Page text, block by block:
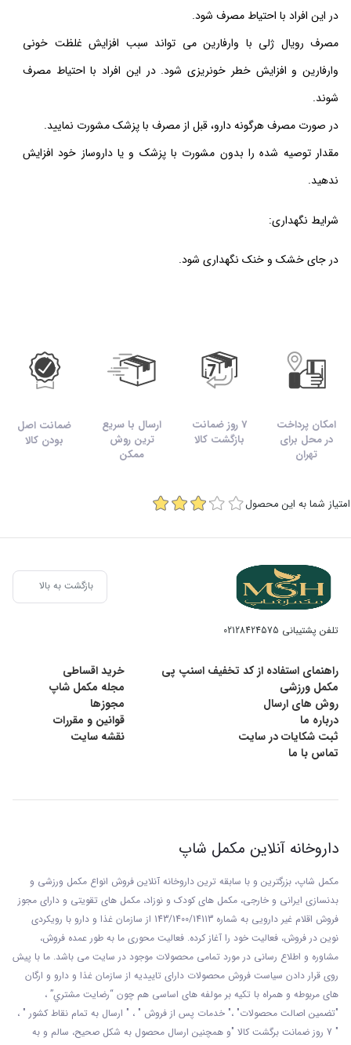
در این افراد با احتیاط مصرف شود.
مصرف رویال ژلی با وارفارین می تواند سبب افزایش غلظت خونی
وارفارین و افزایش خطر خونریزی شود. در این افراد با احتیاط مصرف
شوند.
در صورت مصرف هرگونه دارو، قبل از مصرف با پزشک مشورت نمایید.
مقدار توصیه شده را بدون مشورت با پزشک و یا داروساز خود افزایش
ندهید.
شرایط نگهداری:
در جای خشک و خنک نگهداری شود.
امکان پرداخت
در محل برای
تهران
7 روز ضمانت
بازگشت کالا
ارسال با سریع
ترین روش
ممکن
ضمانت اصل
بودن کالا
امتیاز شما به این محصول
بازگشت به بالا
تلفن پشتیبانی 02128424575
راهنمای استفاده از کد تخفیف اسنپ پی
خرید اقساطی
مکمل ورزشی
مجله مکمل شاپ
روش های ارسال
مجوزها
درباره ما
قوانین و مقررات
ثبت شکایات در سایت
نقشه سایت
تماس با ما
داروخانه آنلاین مکمل شاپ
مکمل شاپ، بزرگترین و با سابقه ترین داروخانه آنلاین فروش انواع مکمل ورزشی و
بدنسازی ایرانی و خارجی، مکمل های کودک و نوزاد، مکمل های تقویتی و دارای مجوز
فروش اقلام غیر دارویی به شماره 143/1400/14113 از
سازمان غذا و دارو با رويکردی
نوين در فروش، فعاليت خود را آغاز کرده. فعاليت محوری ما به طور عمده فروش،
مشاوره و اطلاع رسانی در مورد تمامی محصولات موجود در سایت می باشد. ما با پيش
روی قرار دادن سياست فروش محصولات دارای تاييديه از سازمان غذا و دارو و ارگان
های مربوطه و همراه با تکيه بر مولفه های اساسی هم چون “رضايت مشتري” ،
"تضمين اصالت محصولات" ،" خدمات پس از فروش " ، " ارسال به تمام نقاط کشور " ،
" 7 روز ضمانت برگشت کالا "و همچنين ارسال محصول به شکل صحيح، سالم و به